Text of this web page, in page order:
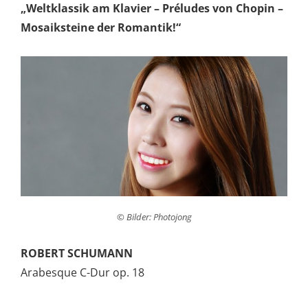
„Weltklassik am Klavier – Préludes von Chopin –
Mosaiksteine der Romantik!“
© Bilder: Photojong
ROBERT SCHUMANN
Arabesque C-Dur op. 18